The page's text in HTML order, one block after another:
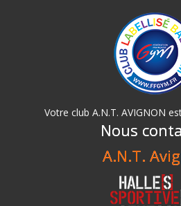
Votre club A.N.T. AVIGNON
Nous
A.N.T.